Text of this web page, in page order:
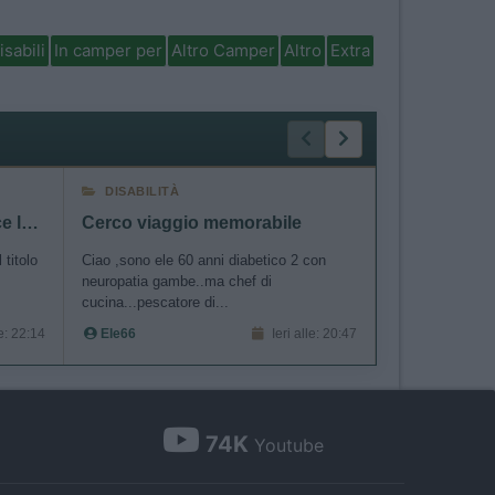
In camper per Altro Camper Altro Extra
Ducato 2020 2.3 140 CV esce la prima marcia
titolo
22:14
DISABILITÀ
Cerco viaggio memorabile
Ciao ,sono ele 60 anni diabetico 2 con
neuropatia gambe..ma chef di
cucina...pescatore di...
Ele66 Ieri alle: 20:47
74K Youtube